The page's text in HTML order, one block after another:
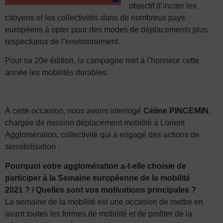
objectif d’inciter les
citoyens et les collectivités dans de nombreux pays
européens à opter pour des modes de déplacements plus
respectueux de l’environnement.
Pour sa 20e édition, la campagne met à l’honneur cette
année les mobilités durables.
À cette occasion, nous avons interrogé Céline PINCEMIN ,
chargée de mission déplacement mobilité à Lorient
Agglomération, collectivité qui a engagé des actions de
sensibilisation :
Pourquoi votre agglomération a-t-elle choisie de
participer à la Semaine européenne de la mobilité
2021 ? / Quelles sont vos motivations principales ?
La semaine de la mobilité est une occasion de mettre en
avant toutes les formes de mobilité et de profiter de la